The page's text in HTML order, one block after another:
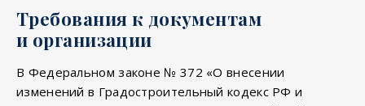
Требования к документам
и организации
В Федеральном законе № 372 «О внесении
изменений в Градостроительный кодекс РФ и